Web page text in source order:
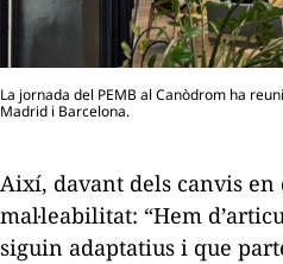
La jornada del PEMB al Canòdrom ha
Madrid i Barcelona.
Així, davant dels canvis
mal·leabilitat: “Hem
siguin adaptatius i que